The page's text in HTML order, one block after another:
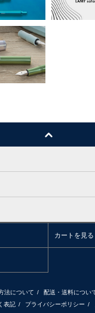
カートを見る
法について / 配送・送料につい
表記 / プライバシーポリシー /